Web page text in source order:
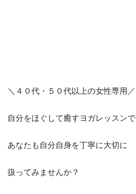
＼４０代・５０代以上の女性専用／
自分をほぐして癒すヨガレッスンで
あなたも自分自身を丁寧に大切に
扱ってみませんか？